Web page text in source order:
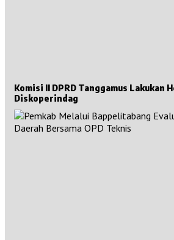
Komisi II DPRD Tanggamus Lakukan
Diskoperindag